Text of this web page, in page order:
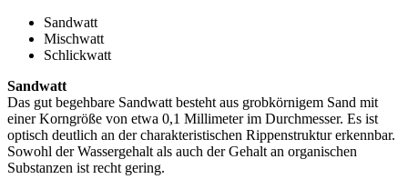
Sandwatt
Mischwatt
Schlickwatt
Sandwatt
Das gut begehbare Sandwatt besteht aus grobkörnigem Sand mit
einer Korngröße von etwa 0,1 Millimeter im Durchmesser. Es ist
optisch deutlich an der charakteristischen Rippenstruktur erkennbar.
Sowohl der Wassergehalt als auch der Gehalt an organischen
Substanzen ist recht gering.